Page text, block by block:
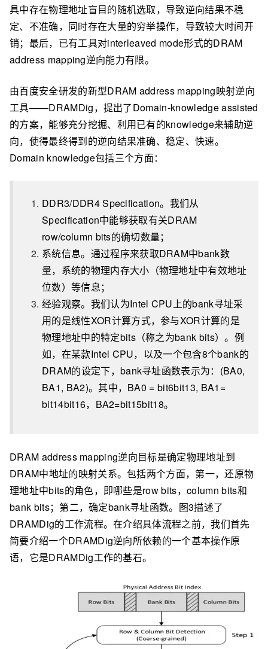
具中存在物理地址盲目的随机选取，导致逆向结果不稳
定、不准确，同时存在大量的穷举操作，导致较大时间开
销；最后，已有工具对interleaved mode形式的DRAM
address mapping逆向能力有限。
由百度安全研发的新型DRAM address mapping映射逆向
工具——DRAMDig，提出了Domain-knowledge assisted
的方案，能够充分挖掘、利用已有的knowledge来辅助逆
向，使得最终得到的逆向结果准确、稳定、快速。
Domain knowledge包括三个方面：
DDR3/DDR4 Specification。我们从
Specification中能够获取有关DRAM
row/column bits的确切数量；
系统信息。通过程序来获取DRAM中bank数
量，系统的物理内存大小（物理地址中有效地址
位数）等信息；
经验观察。我们认为Intel CPU上的bank寻址采
用的是线性XOR计算方式，参与XOR计算的是
物理地址中的特定bits（称之为bank bits）。例
如，在某款Intel CPU，以及一个包含8个bank的
DRAM的设定下，bank寻址函数表示为：(BA0,
BA1, BA2)。其中，BA0 = bit6bit13, BA1=
bit14bit16，BA2=bit15bit18。
DRAM address mapping逆向目标是确定物理地址到
DRAM中地址的映射关系。包括两个方面，第一，还原物
理地址中bits的角色，即哪些是row bits，column bits和
bank bits；第二，确定bank寻址函数。图3描述了
DRAMDig的工作流程。在介绍具体流程之前，我们首先
简要介绍一个DRAMDig逆向所依赖的一个基本操作原
语，它是DRAMDig工作的基石。